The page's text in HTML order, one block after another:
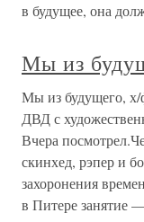
в будущее, она
Мы из
Мы из будущего, х/
ДВД с
Вчера
скинхед, рэпер и
захоронения
в Питере занятие